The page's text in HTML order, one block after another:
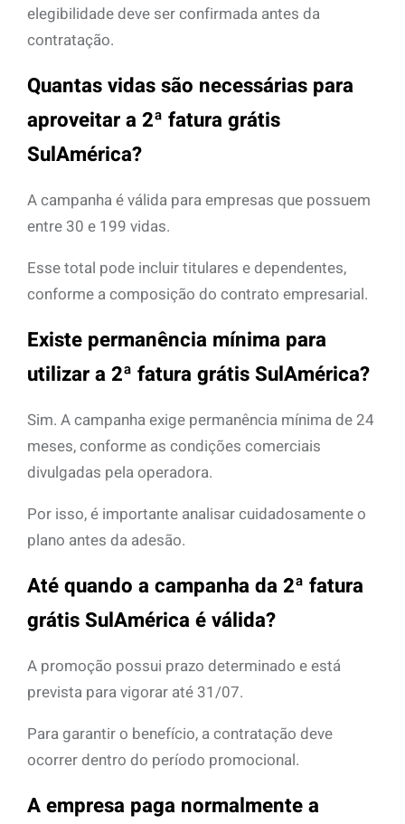
elegibilidade deve ser confirmada antes da
contratação.
Quantas vidas são necessárias para
aproveitar a 2ª fatura grátis
SulAmérica?
A campanha é válida para empresas que possuem
entre 30 e 199 vidas.
Esse total pode incluir titulares e dependentes,
conforme a composição do contrato empresarial.
Existe permanência mínima para
utilizar a 2ª fatura grátis SulAmérica?
Sim. A campanha exige permanência mínima de 24
meses, conforme as condições comerciais
divulgadas pela operadora.
Por isso, é importante analisar cuidadosamente o
plano antes da adesão.
Até quando a campanha da 2ª fatura
grátis SulAmérica é válida?
A promoção possui prazo determinado e está
prevista para vigorar até 31/07.
Para garantir o benefício, a contratação deve
ocorrer dentro do período promocional.
A empresa paga normalmente a